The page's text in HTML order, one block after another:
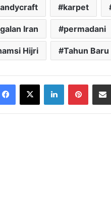
karpet
Iran permadani
Hijri Tahun Baru
Facebook
X LinkedIn